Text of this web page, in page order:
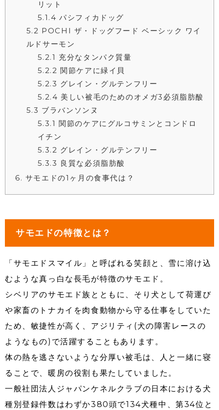
リット
5.1.4 パシフィカドッグ
5.2 POCHI ザ・ドッグフード ベーシック ワイ
ルドサーモン
5.2.1 充分なタンパク質量
5.2.2 関節ケアに緑イ貝
5.2.3 グレイン・グルテンフリー
5.2.4 美しい被毛のためのオメガ3必須脂肪酸
5.3 ブラバンソンヌ
5.3.1 関節のケアにグルコサミンとコンドロ
イチン
5.3.2 グレイン・グルテンフリー
5.3.3 良質な必須脂肪酸
6
サモエドの1ヶ月の食事代は？
サモエドの特徴とは？
「サモエドスマイル」と呼ばれる笑顔と、雪に溶け込
むような真っ白な長毛が特徴のサモエド。
シベリアのサモエド族とともに、そり犬として荷運び
や家畜のトナカイを肉食動物から守る仕事をしていた
ため、敏捷性が高く、アジリティ(犬の障害レースの
ようなもの)で活躍することもあります。
体の熱を逃さないような分厚い被毛は、人と一緒に寝
ることで、暖房の役割も果たしていました。
一般社団法人ジャパンケネルクラブの日本における犬
種別登録件数はわずか380頭で134犬種中、第34位と